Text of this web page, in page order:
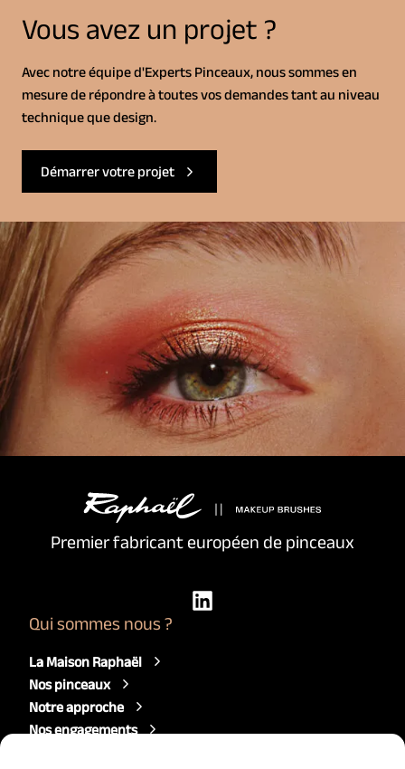
Vous avez un projet ?
Avec notre équipe d'Experts Pinceaux, nous sommes en
mesure de répondre à toutes vos demandes tant au niveau
technique que design.
Démarrer votre projet
Premier fabricant européen de pinceaux
Qui sommes nous ?
La Maison Raphaël
Nos pinceaux
Notre approche
Nos engagements